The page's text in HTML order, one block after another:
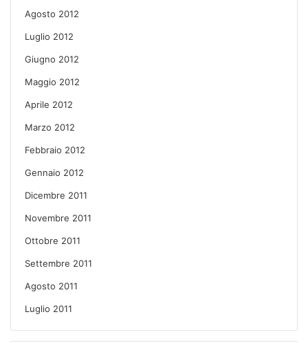
Agosto 2012
Luglio 2012
Giugno 2012
Maggio 2012
Aprile 2012
Marzo 2012
Febbraio 2012
Gennaio 2012
Dicembre 2011
Novembre 2011
Ottobre 2011
Settembre 2011
Agosto 2011
Luglio 2011